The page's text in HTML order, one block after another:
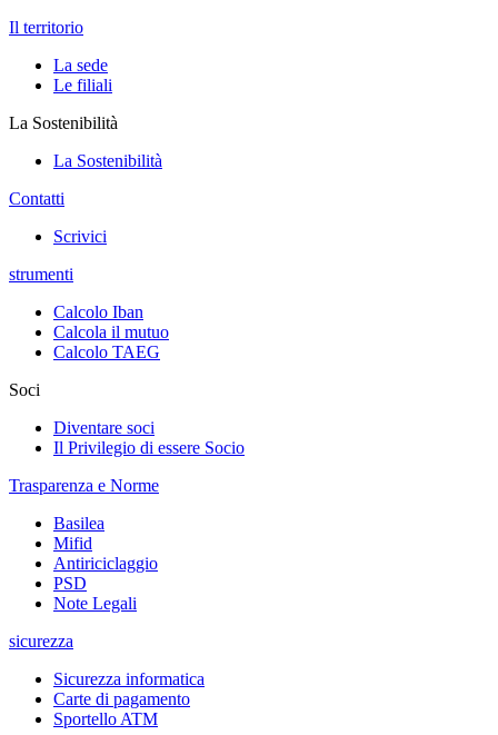
Il territorio
La sede
Le filiali
La Sostenibilità
La Sostenibilità
Contatti
Scrivici
strumenti
Calcolo Iban
Calcola il mutuo
Calcolo TAEG
Soci
Diventare soci
Il Privilegio di essere Socio
Trasparenza e Norme
Basilea
Mifid
Antiriciclaggio
PSD
Note Legali
sicurezza
Sicurezza informatica
Carte di pagamento
Sportello ATM